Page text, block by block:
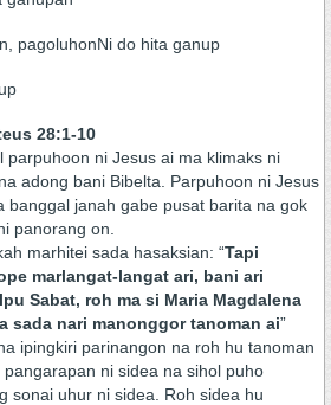
pagoluhonNi do hita ganup
28:1-10
parpuhoon ni Jesus ai ma klimaks ni
adong bani Bibelta. Parpuhoon ni Jesus
banggal janah gabe pusat barita na gok
panorang on.
marhitei sada hasaksian: “Tapi
marlangat-langat ari, bani ari
Sabat, roh ma si Maria Magdalena
sada nari manonggor tanoman ai”
ipingkiri parinangon na roh hu tanoman
ni sidea na sihol puho
sonai uhur ni sidea. Roh sidea hu